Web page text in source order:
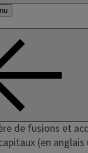
de fusions et
(en